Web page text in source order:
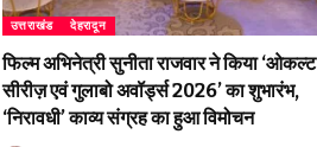
उत्तराखंड देहरादून
फिल्म अभिनेत्री सुनीता राजवार ने किया ‘ओकल्ट
सीरीज़ एवं गुलाबो अवॉर्ड्स 2026’ का शुभारंभ,
‘निरावधी’ काव्य संग्रह का हुआ विमोचन